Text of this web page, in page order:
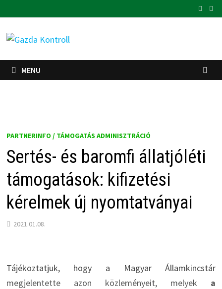
to
content
MENU
PARTNERINFO / TÁMOGATÁS ADMINISZTRÁCIÓ
Sertés- és baromfi állatjóléti
támogatások: kifizetési
kérelmek új nyomtatványai
2021.01.08.
Tájékoztatjuk, hogy a Magyar Államkincstár
megjelentette azon közleményeit, melyek a